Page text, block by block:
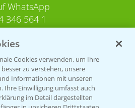
WhatsApp
346 564 1
30-20220
Cookies verwenden, um Ihre
zu verstehen, unsere
Informationen mit unseren
Ihre Einwilligung umfasst auch
im Detail dargestellten